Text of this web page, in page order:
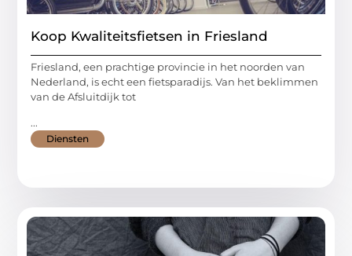
Koop Kwaliteitsfietsen in Friesland
Friesland, een prachtige provincie in het noorden van
Nederland, is echt een fietsparadijs. Van het beklimmen
van de Afsluitdijk tot
...
Diensten